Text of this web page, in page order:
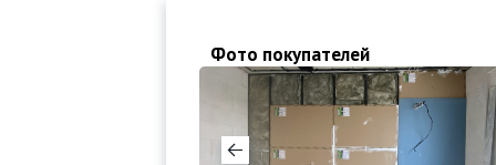
Фото покупателей